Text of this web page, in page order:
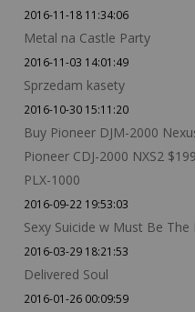
2016-11-18 11:34:06
Metal na Castle Party
2016-11-03 14:01:49
Sprzedam kasety
2016-10-30 15:11:20
Buy Pioneer DJM-2000
Pioneer CDJ-2000 NXS2
PLX-1000
2016-09-22 19:53:03
Sexy Suicide w Must Be The
2016-03-29 18:21:53
Delivered Soul
2016-01-26 00:09:59